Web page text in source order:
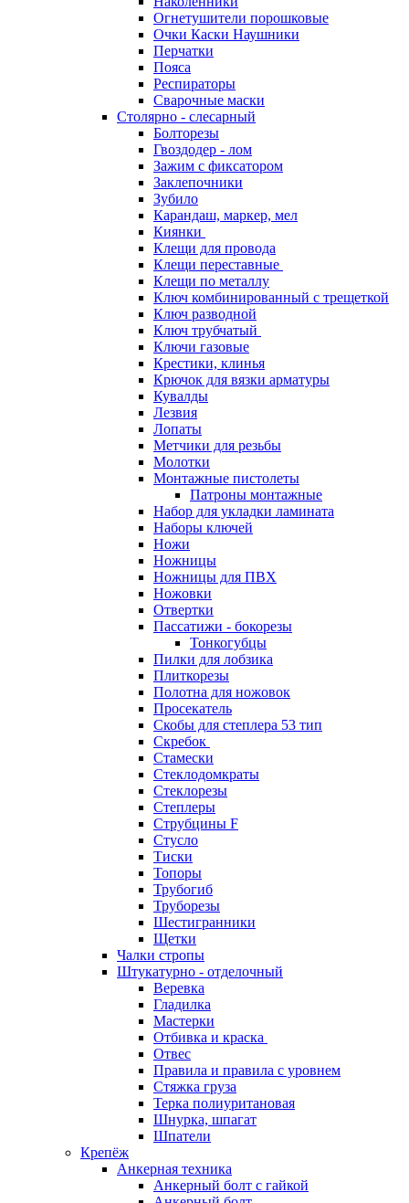
Огнетушители порошковые
Очки Каски Наушники
Перчатки
Пояса
Респираторы
Сварочные маски
Столярно - слесарный
Болторезы
Гвоздодер - лом
Зажим с фиксатором
Заклепочники
Зубило
Карандаш, маркер, мел
Киянки
Клещи для провода
Клещи переставные
Клещи по металлу
Ключ комбинированный с трещеткой
Ключ разводной
Ключ трубчатый
Ключи газовые
Крестики, клинья
Крючок для вязки арматуры
Кувалды
Лезвия
Лопаты
Метчики для резьбы
Молотки
Монтажные пистолеты
Патроны монтажные
Набор для укладки ламината
Наборы ключей
Ножи
Ножницы
Ножницы для ПВХ
Ножовки
Отвертки
Пассатижи - бокорезы
Тонкогубцы
Пилки для лобзика
Плиткорезы
Полотна для ножовок
Просекатель
Скобы для степлера 53 тип
Скребок
Стамески
Стеклодомкраты
Стеклорезы
Степлеры
Струбцины F
Стусло
Тиски
Топоры
Трубогиб
Труборезы
Шестигранники
Щетки
Чалки стропы
Штукатурно - отделочный
Веревка
Гладилка
Мастерки
Отбивка и краска
Отвес
Правила и правила с уровнем
Стяжка груза
Терка полиуритановая
Шнурка, шпагат
Шпатели
Крепёж
Анкерная техника
Анкерный болт с гайкой